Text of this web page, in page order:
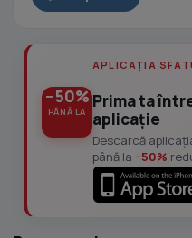
−50%
PÂNĂ LA
APLICAȚIA
Prima ta
aplicație
Descarcă
până la −50%